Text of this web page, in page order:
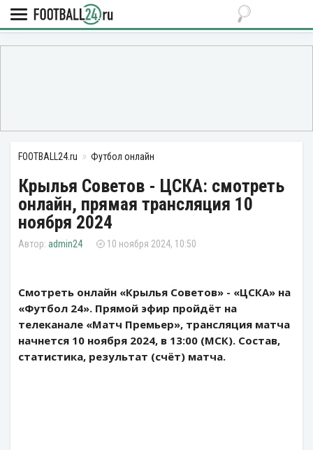
FOOTBALL24.ru Футбол онлайн
Крылья Советов - ЦСКА: смотреть
онлайн, прямая трансляция 10
ноября 2024
admin24 10 ноября 2024, 10:50
Смотреть онлайн «Крылья Советов» - «ЦСКА» на
«Футбол 24». Прямой эфир пройдёт на
телеканале «Матч Премьер», трансляция матча
начнется 10 ноября 2024, в 13:00 (МСК). Состав,
статистика, результат (счёт) матча.